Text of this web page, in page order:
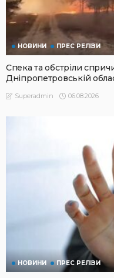
НОВИНИ ПРЕС РЕЛІЗИ
Спека та обстріли
Дніпропетровській
Superadmin 06.08.2026
НОВИНИ ПРЕС РЕЛІЗИ